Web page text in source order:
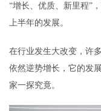
“增长、优质、新里程”
上半年的发展。
在行业发生大改变，许
依然逆势增长，它的发
家一探究竟。